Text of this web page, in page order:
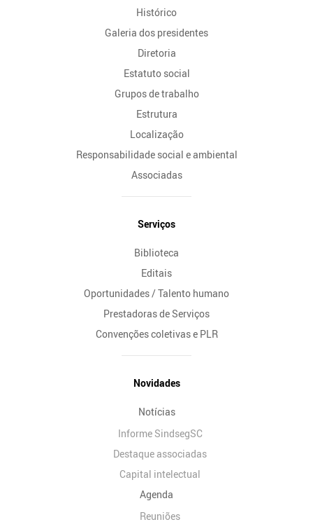
Histórico
Galeria dos presidentes
Diretoria
Estatuto social
Grupos de trabalho
Estrutura
Localização
Responsabilidade social e ambiental
Associadas
Serviços
Biblioteca
Editais
Oportunidades / Talento humano
Prestadoras de Serviços
Convenções coletivas e PLR
Novidades
Notícias
Informe SindsegSC
Destaque associadas
Capital intelectual
Agenda
Reuniões